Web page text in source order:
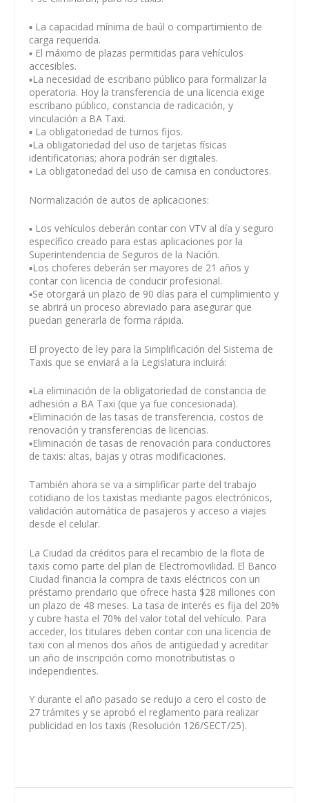
▪️ La capacidad mínima de baúl o compartimiento de
carga requerida.
▪️ El máximo de plazas permitidas para vehículos
accesibles.
▪️La necesidad de escribano público para formalizar la
operatoria. Hoy la transferencia de una licencia exige
escribano público, constancia de radicación, y
vinculación a BA Taxi.
▪️ La obligatoriedad de turnos fijos.
▪️La obligatoriedad del uso de tarjetas físicas
identificatorias; ahora podrán ser digitales.
▪️ La obligatoriedad del uso de camisa en conductores.
Normalización de autos de aplicaciones:
▪️ Los vehículos deberán contar con VTV al día y seguro
específico creado para estas aplicaciones por la
Superintendencia de Seguros de la Nación.
▪️Los choferes deberán ser mayores de 21 años y
contar con licencia de conducir profesional.
▪️Se otorgará un plazo de 90 días para el cumplimiento y
se abrirá un proceso abreviado para asegurar que
puedan generarla de forma rápida.
El proyecto de ley para la Simplificación del Sistema de
Taxis que se enviará a la Legislatura incluirá:
▪️La eliminación de la obligatoriedad de constancia de
adhesión a BA Taxi (que ya fue concesionada).
▪️Eliminación de las tasas de transferencia, costos de
renovación y transferencias de licencias.
▪️Eliminación de tasas de renovación para conductores
de taxis: altas, bajas y otras modificaciones.
También ahora se va a simplificar parte del trabajo
cotidiano de los taxistas mediante pagos electrónicos,
validación automática de pasajeros y acceso a viajes
desde el celular.
La Ciudad da créditos para el recambio de la flota de
taxis como parte del plan de Electromovilidad. El Banco
Ciudad financia la compra de taxis eléctricos con un
préstamo prendario que ofrece hasta $28 millones con
un plazo de 48 meses. La tasa de interés es fija del 20%
y cubre hasta el 70% del valor total del vehículo. Para
acceder, los titulares deben contar con una licencia de
taxi con al menos dos años de antigüedad y acreditar
un año de inscripción como monotributistas o
independientes.
Y durante el año pasado se redujo a cero el costo de
27 trámites y se aprobó el reglamento para realizar
publicidad en los taxis (Resolución 126/SECT/25).